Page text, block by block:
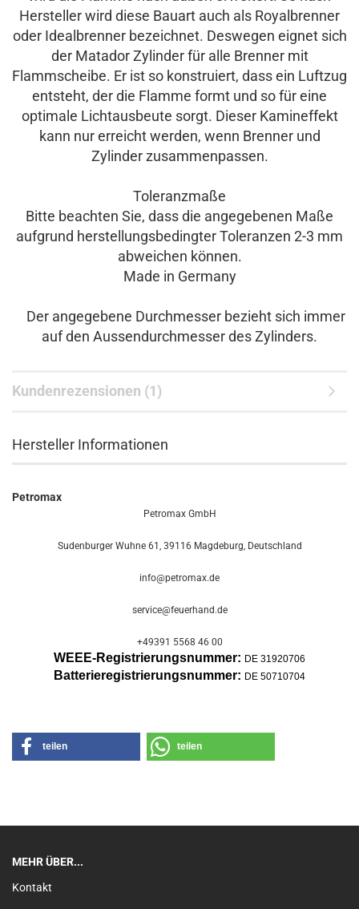
Hersteller wird diese Bauart auch als Royalbrenner
oder Idealbrenner bezeichnet. Deswegen eignet sich
der Matador Zylinder für alle Brenner mit
Flammscheibe. Er ist so konstruiert, dass ein Luftzug
entsteht, der die Flamme formt und so für eine
optimale Lichtausbeute sorgt. Dieser Kamineffekt
kann nur erreicht werden, wenn Brenner und
Zylinder zusammenpassen.
Toleranzmaße
Bitte beachten Sie, dass die angegebenen Maße
aufgrund herstellungsbedingter Toleranzen 2-3 mm
abweichen können.
Made in Germany
Der angegebene Durchmesser bezieht sich immer
auf den Aussendurchmesser des Zylinders.
Kundenrezensionen (1)
Hersteller Informationen
Petromax
Petromax GmbH
Sudenburger Wuhne 61, 39116 Magdeburg, Deutschland
info@petromax.de
service@feuerhand.de
+49391 5568 46 00
WEEE-Registrierungsnummer: DE 31920706
Batterieregistrierungsnummer: DE 50710704
teilen teilen
MEHR ÜBER...
Kontakt